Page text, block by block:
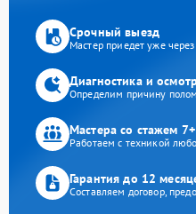
Срочный выезд
Мастер приедет уже
Диагностика и
Определим причину
Мастера со стажем
Работаем с техникой
Гарантия до 12
Составляем договор,